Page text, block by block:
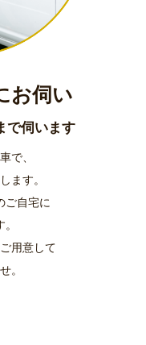
お伺い
で伺います
で、
ます。
ご自宅に
用意して
。